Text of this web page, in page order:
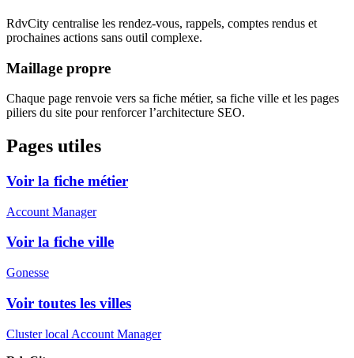
RdvCity centralise les rendez-vous, rappels, comptes rendus et
prochaines actions sans outil complexe.
Maillage propre
Chaque page renvoie vers sa fiche métier, sa fiche ville et les pages
piliers du site pour renforcer l’architecture SEO.
Pages utiles
Voir la fiche métier
Account Manager
Voir la fiche ville
Gonesse
Voir toutes les villes
Cluster local Account Manager